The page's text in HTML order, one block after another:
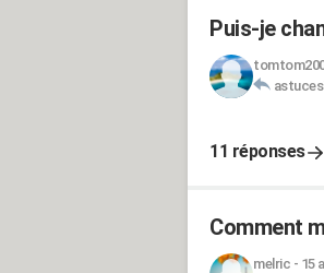
Puis-je
11 réponses
Comment
melric - 15